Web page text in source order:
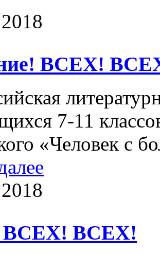
ВСЕХ!
7-11
«Человек с
ВСЕХ!